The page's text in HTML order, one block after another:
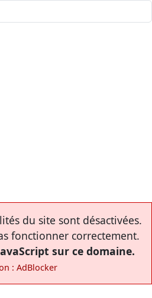
du site sont désactivées.
fonctionner correctement.
sur ce domaine.
: AdBlocker